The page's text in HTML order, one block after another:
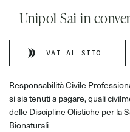
Unipol Sai in
VAI AL SITO
Responsabilità Civile
si sia tenuti a pagare, quali
delle Discipline Olistiche per la
Bionaturali